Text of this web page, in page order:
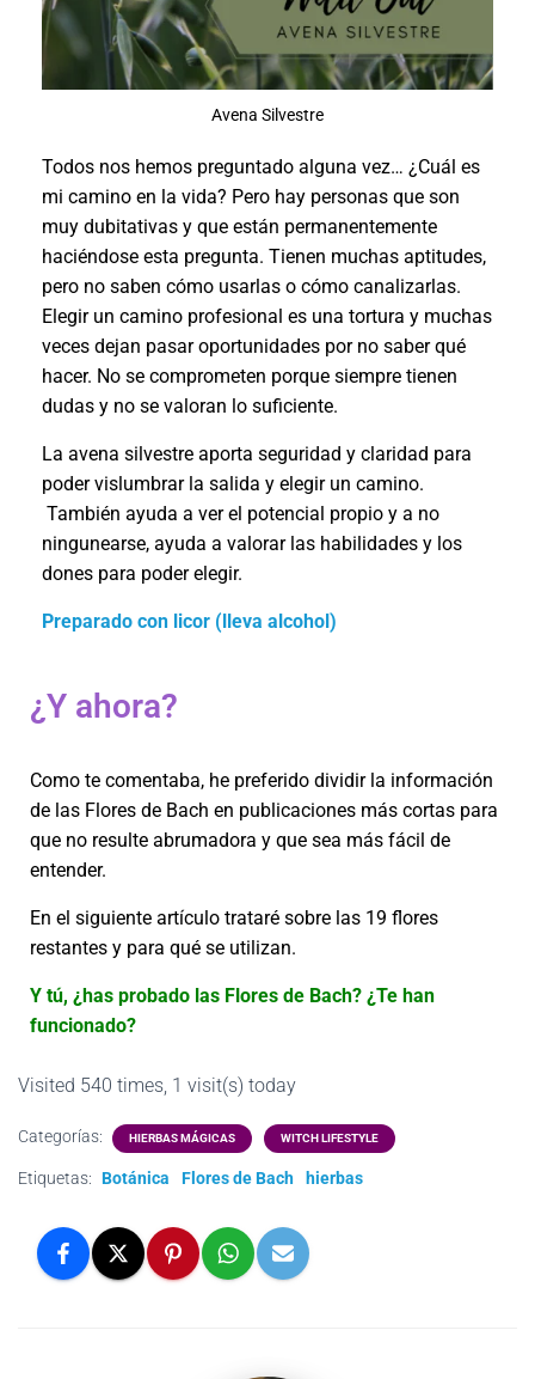
Avena Silvestre
Todos nos hemos preguntado alguna vez… ¿Cuál es
mi camino en la vida? Pero hay personas que son
muy dubitativas y que están permanentemente
haciéndose esta pregunta. Tienen muchas aptitudes,
pero no saben cómo usarlas o cómo canalizarlas.
Elegir un camino profesional es una tortura y muchas
veces dejan pasar oportunidades por no saber qué
hacer. No se comprometen porque siempre tienen
dudas y no se valoran lo suficiente.
La avena silvestre aporta seguridad y claridad para
poder vislumbrar la salida y elegir un camino.
También ayuda a ver el potencial propio y a no
ningunearse, ayuda a valorar las habilidades y los
dones para poder elegir.
Preparado con licor (lleva alcohol)
¿Y ahora?
Como te comentaba, he preferido dividir la información
de las Flores de Bach en publicaciones más cortas para
que no resulte abrumadora y que sea más fácil de
entender.
En el siguiente artículo trataré sobre las 19 flores
restantes y para qué se utilizan.
Y tú, ¿has probado las Flores de Bach? ¿Te han
funcionado?
Visited 540 times, 1 visit(s) today
Categorías: HIERBAS MÁGICAS WITCH LIFESTYLE
Etiquetas: Botánica Flores de Bach hierbas